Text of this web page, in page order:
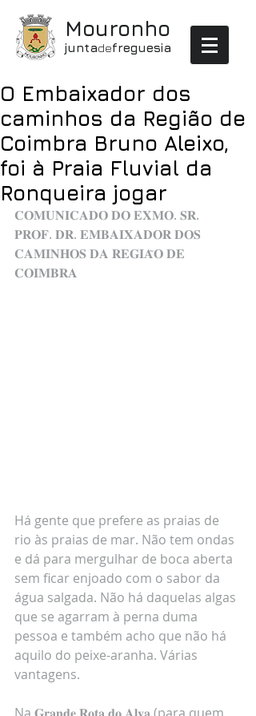
Mouronho
juntadefreguesia
O Embaixador dos
caminhos da Região de
Coimbra Bruno Aleixo,
foi à Praia Fluvial da
Ronqueira jogar
𝐂𝐎𝐌𝐔𝐍𝐈𝐂𝐀𝐃𝐎 𝐃𝐎 𝐄𝐗𝐌𝐎. 𝐒𝐑.
𝐏𝐑𝐎𝐅. 𝐃𝐑. 𝐄𝐌𝐁𝐀𝐈𝐗𝐀𝐃𝐎𝐑 𝐃𝐎𝐒
𝐂𝐀𝐌𝐈𝐍𝐇𝐎𝐒 𝐃𝐀 𝐑𝐄𝐆𝐈𝐀̃𝐎 𝐃𝐄
𝐂𝐎𝐈𝐌𝐁𝐑𝐀
Há gente que prefere as praias de
rio às praias de mar. Não tem ondas
e dá para mergulhar de boca aberta
sem ficar enjoado com o sabor da
água salgada. Não há daquelas algas
que se agarram à perna duma
pessoa e também acho que não há
aquilo do peixe-aranha. Várias
vantagens.